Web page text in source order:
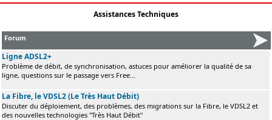
Assistances Techniques
Forum
Ligne ADSL2+
Problème de débit, de synchronisation, astuces pour améliorer la qualité de sa
ligne, questions sur le passage vers Free...
La Fibre, le VDSL2 (Le Très Haut Débit)
Discuter du déploiement, des problèmes, des migrations sur la Fibre, le VDSL2 et
des nouvelles technologies "Très Haut Débit"